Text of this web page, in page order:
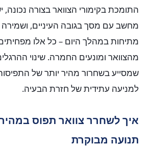
התומכת בקימורי הצוואר בצורה נכונה,
מחשב עם מסך בגובה העיניים,
מתיחות במהלך היום – כל אלו
מהצוואר ומונעים החמרה. שינוי
שמסייע בשחרור מהיר יותר של
למניעה עתידית של חזרת הבעיה.
איך לשחרר צוואר תפוס
תנועה מבוקרת